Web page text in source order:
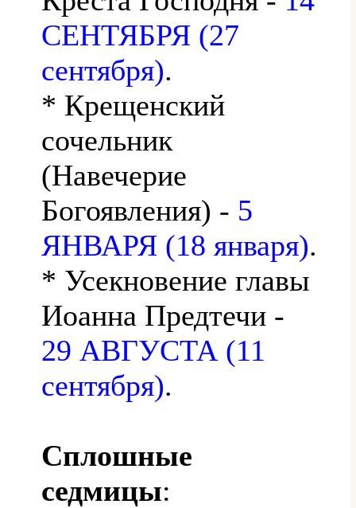
СЕНТЯБРЯ (27
сентября).
* Крещенский
сочельник
(Навечерие
Богоявления) - 5
ЯНВАРЯ (18 января).
* Усекновение главы
Иоанна Предтечи -
29 АВГУСТА (11
сентября).
Сплошные
седмицы: